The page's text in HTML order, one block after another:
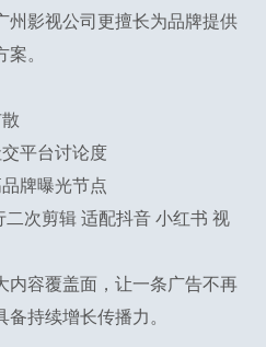
州影视公司更擅长为品牌提供
。
平台讨论度
牌曝光节点
次剪辑 适配抖音 小红书 视
内容覆盖面，让一条广告不再
持续增长传播力。